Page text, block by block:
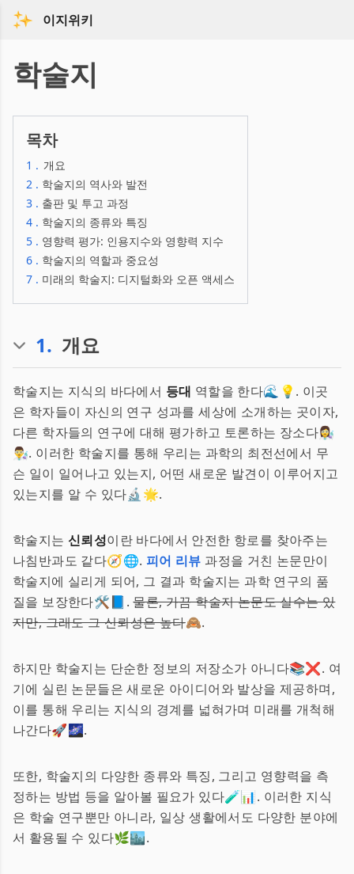
이지위키
학술지
목차
1 . 개요
2 . 학술지의 역사와 발전
3 . 출판 및 투고 과정
4 . 학술지의 종류와 특징
5 . 영향력 평가: 인용지수와 영향력 지수
6 . 학술지의 역할과 중요성
7 . 미래의 학술지: 디지털화와 오픈 액세스
1. 개요
학술지는 지식의 바다에서 등대 역할을 한다🌊💡. 이곳
은 학자들이 자신의 연구 성과를 세상에 소개하는 곳이자,
다른 학자들의 연구에 대해 평가하고 토론하는 장소다👩‍🔬
👨‍🔬. 이러한 학술지를 통해 우리는 과학의 최전선에서 무
슨 일이 일어나고 있는지, 어떤 새로운 발견이 이루어지고
있는지를 알 수 있다🔬🌟.
학술지는 신뢰성이란 바다에서 안전한 항로를 찾아주는
나침반과도 같다🧭🌐. 피어 리뷰 과정을 거친 논문만이
학술지에 실리게 되어, 그 결과 학술지는 과학 연구의 품
질을 보장한다🛠️📘.물론, 가끔 학술지 논문도 실수는 있
지만, 그래도 그 신뢰성은 높다🙈.
하지만 학술지는 단순한 정보의 저장소가 아니다📚❌. 여
기에 실린 논문들은 새로운 아이디어와 발상을 제공하며,
이를 통해 우리는 지식의 경계를 넓혀가며 미래를 개척해
나간다🚀🌌.
또한, 학술지의 다양한 종류와 특징, 그리고 영향력을 측
정하는 방법 등을 알아볼 필요가 있다🧪📊. 이러한 지식
은 학술 연구뿐만 아니라, 일상 생활에서도 다양한 분야에
서 활용될 수 있다🌿🏙️.